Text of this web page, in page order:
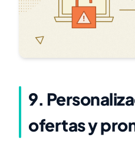
9.
ofertasy